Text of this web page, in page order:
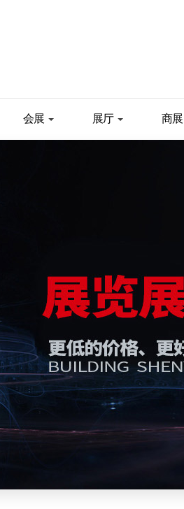
会展 展厅 商展